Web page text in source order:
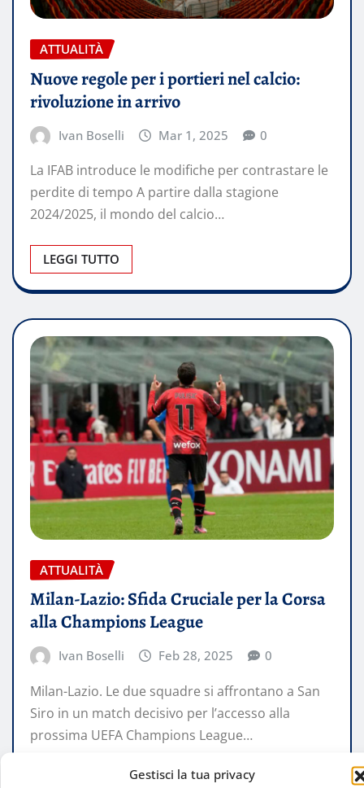
Gestisci la tua privacy
ATTUALITÀ
Nuove regole per i portieri nel calcio:
rivoluzione in arrivo
Ivan Boselli Mar 1, 2025 0
La IFAB introduce le modifiche per contrastare le
perdite di tempo A partire dalla stagione
2024/2025, il mondo del calcio…
LEGGI TUTTO
ATTUALITÀ
Milan-Lazio: Sfida Cruciale per la Corsa
alla Champions League
Ivan Boselli Feb 28, 2025 0
Milan-Lazio. Le due squadre si affrontano a San
Siro in un match decisivo per l’accesso alla
prossima UEFA Champions League…